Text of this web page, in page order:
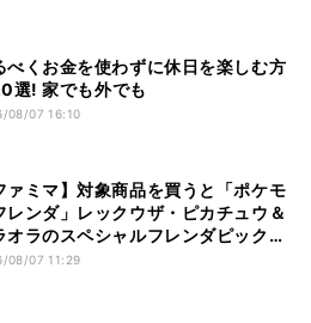
べくお金を使わずに休日を楽しむ方
選! 家でも外でも
08/07 16:10
ァミマ】対象商品を買うと「ポケモ
レンダ」レックウザ・ピカチュウ＆
オラのスペシャルフレンダピックが
えるキャンペーン
08/07 11:29